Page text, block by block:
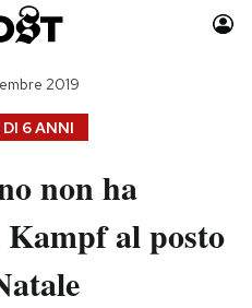
Auto
Moda
Consumismi
Storie/Idee
6 ANNI
2019
non ha
al posto